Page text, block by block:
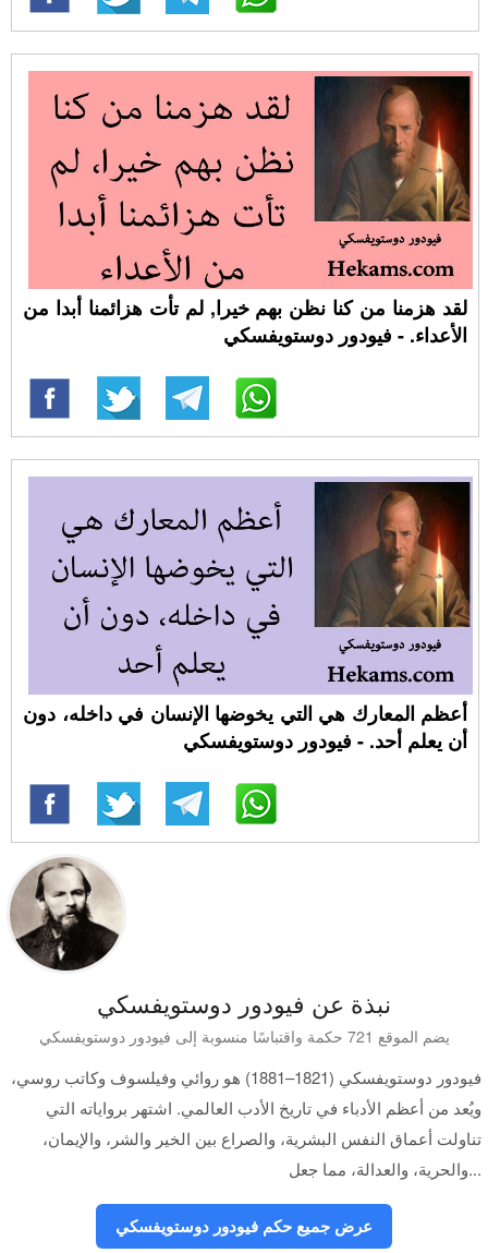
لقد هزمنا من كنا نظن بهم خيرا, لم تأت هزائمنا أبدا من
الأعداء. - فيودور دوستويفسكي
أعظم المعارك هي التي يخوضها الإنسان في داخله، دون
أن يعلم أحد. - فيودور دوستويفسكي
نبذة عن فيودور دوستويفسكي
يضم الموقع 721 حكمة واقتباسًا منسوبة إلى فيودور دوستويفسكي
فيودور دوستويفسكي (1821–1881) هو روائي وفيلسوف وكاتب روسي،
ويُعد من أعظم الأدباء في تاريخ الأدب العالمي. اشتهر برواياته التي
تناولت أعماق النفس البشرية، والصراع بين الخير والشر، والإيمان،
والحرية، والعدالة، مما جعل...
عرض جميع حكم فيودور دوستويفسكي